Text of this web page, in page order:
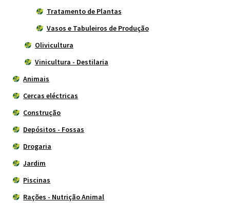
Tratamento de Plantas
Vasos e Tabuleiros de Produção
Olivicultura
Vinicultura - Destilaria
Animais
Cercas eléctricas
Construção
Depósitos - Fossas
Drogaria
Jardim
Piscinas
Rações - Nutrição Animal